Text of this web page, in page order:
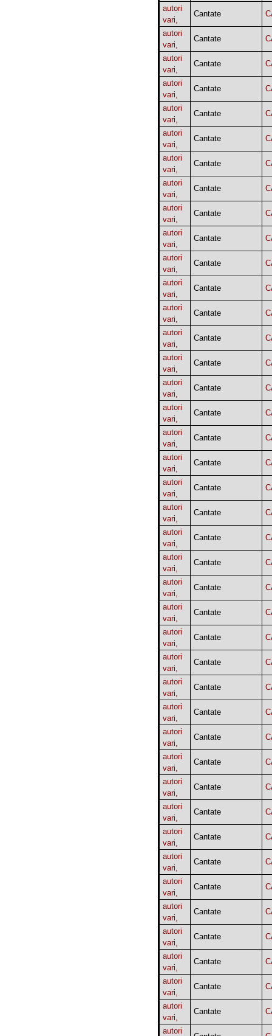
autori
vari,
Cantate
autori
vari,
Cantate
autori
vari,
Cantate
autori
vari,
Cantate
autori
vari,
Cantate
autori
vari,
Cantate
autori
vari,
Cantate
autori
vari,
Cantate
autori
vari,
Cantate
autori
vari,
Cantate
autori
vari,
Cantate
autori
vari,
Cantate
autori
vari,
Cantate
autori
vari,
Cantate
autori
vari,
Cantate
autori
vari,
Cantate
autori
vari,
Cantate
autori
vari,
Cantate
autori
vari,
Cantate
autori
vari,
Cantate
autori
vari,
Cantate
autori
vari,
Cantate
autori
vari,
Cantate
autori
vari,
Cantate
autori
vari,
Cantate
autori
vari,
Cantate
autori
vari,
Cantate
autori
vari,
Cantate
autori
vari,
Cantate
autori
vari,
Cantate
autori
vari,
Cantate
autori
vari,
Cantate
autori
vari,
Cantate
autori
vari,
Cantate
autori
vari,
Cantate
autori
vari,
Cantate
autori
vari,
Cantate
autori
vari,
Cantate
autori
vari,
Cantate
autori
vari,
Cantate
autori
vari,
Cantate
autori